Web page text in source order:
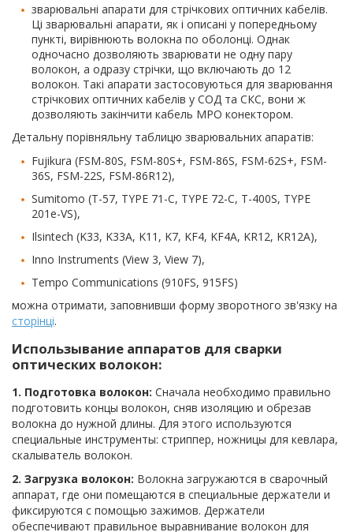
зварювальні апарати для стрічкових оптичних кабелів.
Ці зварювальні апарати, як і описані у попередньому
пункті, вирівнюють волокна по оболонці. Однак
одночасно дозволяють зварювати не одну пару
волокон, а одразу стрічки, що включають до 12
волокон. Такі апарати застосовуються для зварювання
стрічкових оптичних кабелів у СОД та СКС, вони ж
дозволяють закінчити кабель MPO конектором.
Детальну порівняльну таблицю зварювальних апаратів:
Fujikura (FSM-80S, FSM-80S+, FSM-86S, FSM-62S+, FSM-
36S, FSM-22S, FSM-86R12),
Sumitomo (T-57, TYPE 71-C, TYPE 72-C, T-400S, TYPE
201e-VS),
Ilsintech (K33, K33A, K11, K7, KF4, KF4A, KR12, KR12A),
Inno Instruments (View 3, View 7),
Tempo Communications (910FS, 915FS)
можна отримати, заповнивши форму зворотного зв'язку на
сторінці.
Использывание аппаратов для сварки
оптических волокон:
1. Подготовка волокон: Сначала необходимо правильно
подготовить концы волокон, сняв изоляцию и обрезав
волокна до нужной длины. Для этого используются
специальные инструменты: стриппер, ножницы для кевлара,
скалыватель волокон.
2. Загрузка волокон: Волокна загружаются в сварочный
аппарат, где они помещаются в специальные держатели и
фиксируются с помощью зажимов. Держатели
обеспечивают правильное выравнивание волокон для